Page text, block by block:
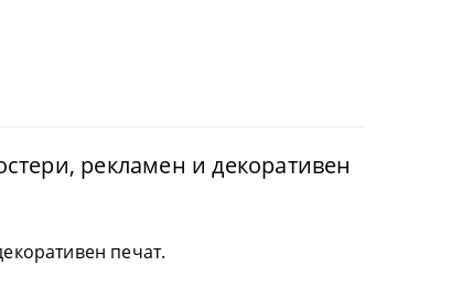
рекламен и декоративен
печат.